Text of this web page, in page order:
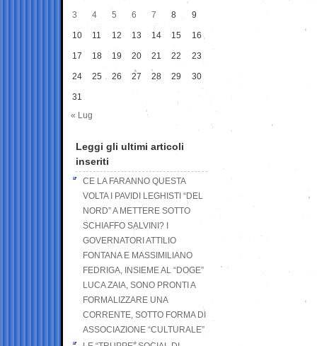
3 4 5 6 7 8 9
10 11 12 13 14 15 16
17 18 19 20 21 22 23
24 25 26 27 28 29 30
31
« Lug
Leggi gli ultimi articoli
inseriti
CE LA FARANNO QUESTA
VOLTA I PAVIDI LEGHISTI “DEL
NORD” A METTERE SOTTO
SCHIAFFO SALVINI? I
GOVERNATORI ATTILIO
FONTANA E MASSIMILIANO
FEDRIGA, INSIEME AL “DOGE”
LUCA ZAIA, SONO PRONTI A
FORMALIZZARE UNA
CORRENTE, SOTTO FORMA DI
ASSOCIAZIONE “CULTURALE”